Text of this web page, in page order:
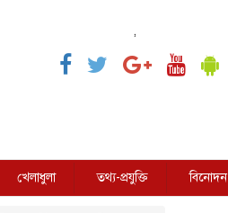
,
খেলাধুলা তথ্য-প্রযুক্তি বিনোদন